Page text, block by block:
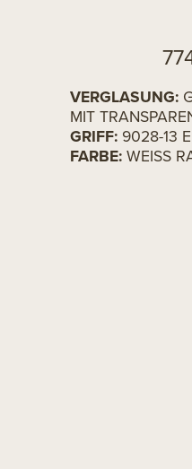
VERGLASUNG:
MIT
GRIFF: 9028-13
FARBE: WEISS